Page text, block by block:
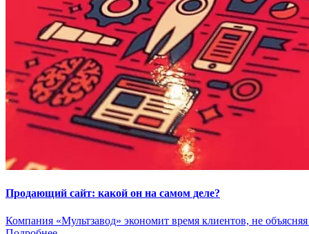
Продающий сайт: какой он на самом деле?
Компания «Мультзавод» экономит время клиентов, не